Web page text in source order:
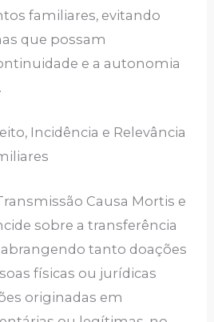
familiares, evitando
que possam
e a autonomia
Incidência e Relevância
Causa Mortis e
sobre a transferência
tanto doações
físicas ou jurídicas
originadas em